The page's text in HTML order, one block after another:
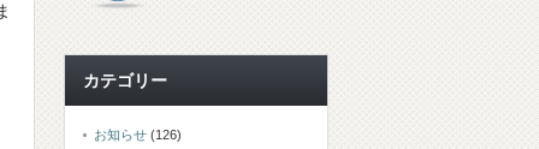
カテゴリー
お知らせ (126)